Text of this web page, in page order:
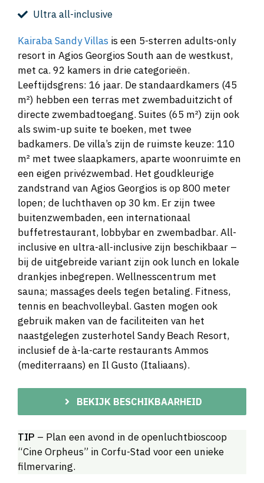
Ultra all-inclusive
Kairaba Sandy Villas is een 5-sterren adults-only
resort in Agios Georgios South aan de westkust,
met ca. 92 kamers in drie categorieën.
Leeftijdsgrens: 16 jaar. De standaardkamers (45
m²) hebben een terras met zwembaduitzicht of
directe zwembadtoegang. Suites (65 m²) zijn ook
als swim-up suite te boeken, met twee
badkamers. De villa’s zijn de ruimste keuze: 110
m² met twee slaapkamers, aparte woonruimte en
een eigen privézwembad. Het goudkleurige
zandstrand van Agios Georgios is op 800 meter
lopen; de luchthaven op 30 km. Er zijn twee
buitenzwembaden, een internationaal
buffetrestaurant, lobbybar en zwembadbar. All-
inclusive en ultra-all-inclusive zijn beschikbaar –
bij de uitgebreide variant zijn ook lunch en lokale
drankjes inbegrepen. Wellnesscentrum met
sauna; massages deels tegen betaling. Fitness,
tennis en beachvolleybal. Gasten mogen ook
gebruik maken van de faciliteiten van het
naastgelegen zusterhotel Sandy Beach Resort,
inclusief de à-la-carte restaurants Ammos
(mediterraans) en Il Gusto (Italiaans).
BEKIJK BESCHIKBAARHEID
TIP – Plan een avond in de openluchtbioscoop
“Cine Orpheus” in Corfu-Stad voor een unieke
filmervaring.